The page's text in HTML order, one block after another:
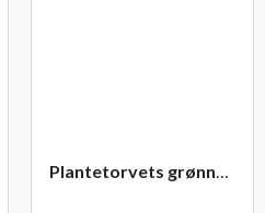
Plantetorvets grønne vandingspose 75 liter